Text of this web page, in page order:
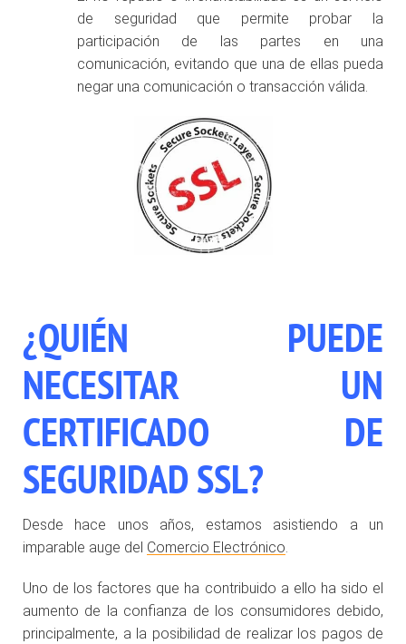
de seguridad que permite probar la
participación de las partes en una
comunicación, evitando que una de ellas pueda
negar una comunicación o transacción válida.
¿QUIÉN PUEDE
NECESITAR UN
CERTIFICADO DE
SEGURIDAD SSL?
Desde hace unos años, estamos asistiendo a un
imparable auge del Comercio Electrónico.
Uno de los factores que ha contribuido a ello ha sido el
aumento de la confianza de los consumidores debido,
principalmente, a la posibilidad de realizar los pagos de